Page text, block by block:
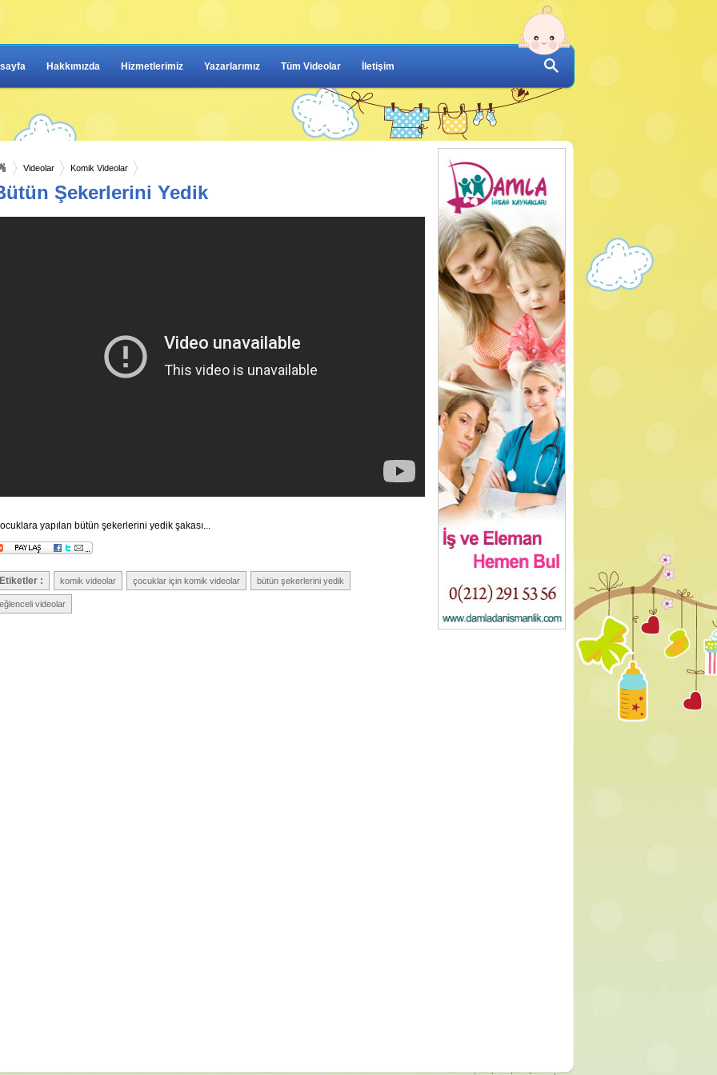
Hakkımızda Hizmetlerimiz Yazarlarımız Tüm Videolar İletişim
Videolar Komik Videolar
Şekerlerini Yedik
yapılan bütün şekerlerini yedik şakası...
Etiketler : komik videolar çocuklar için komik videolar bütün şekerlerini yedik
eğlenceli videolar